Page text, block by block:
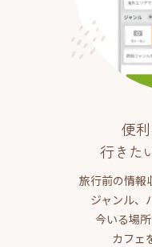
便
行きた
旅行前の情報
ジャンル、
今いる場
カフェ